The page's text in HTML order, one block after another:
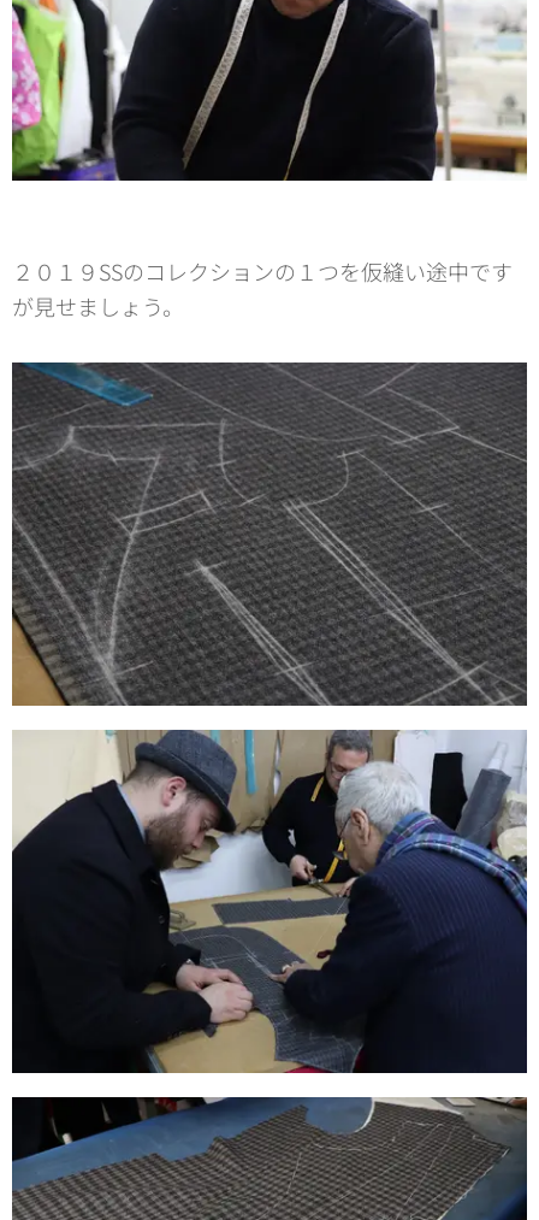
２０１９SSのコレクションの１つを仮縫い途中です
が見せましょう。